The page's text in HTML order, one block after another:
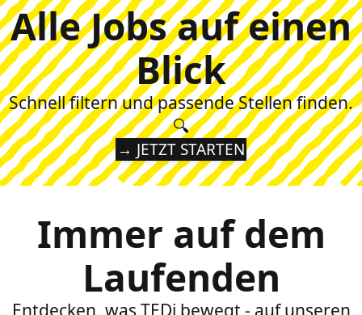
Alle Jobs auf einen
Blick
Schnell filtern und passende Stellen finden.
🔍
→ JETZT STARTEN
Immer auf dem
Laufenden
Entdecken, was TEDi bewegt - auf unseren